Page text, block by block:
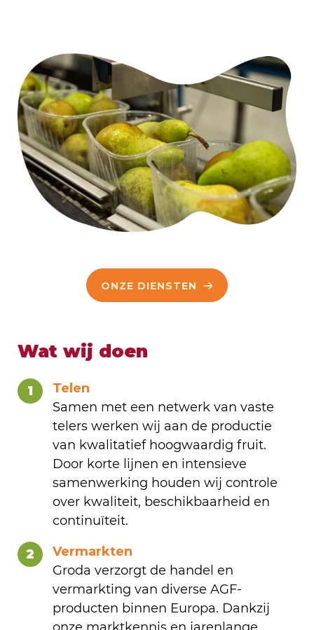
ONZE DIENSTEN
Wat wij doen
1
Telen
Samen met een netwerk van vaste
telers werken wij aan de productie
van kwalitatief hoogwaardig fruit.
Door korte lijnen en intensieve
samenwerking houden wij controle
over kwaliteit, beschikbaarheid en
continuïteit.
2
Vermarkten
Groda verzorgt de handel en
vermarkting van diverse AGF-
producten binnen Europa. Dankzij